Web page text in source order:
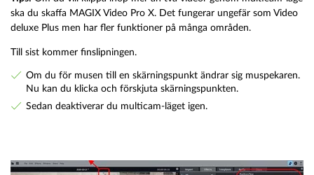
ska du skaffa MAGIX Video Pro X. Det fungerar ungefär som Video
deluxe Plus men har fler funktioner på många områden.
Till sist kommer finslipningen.
Om du för musen till en skärningspunkt ändrar sig muspekaren.
Nu kan du klicka och förskjuta skärningspunkten.
Sedan deaktiverar du multicam-läget igen.